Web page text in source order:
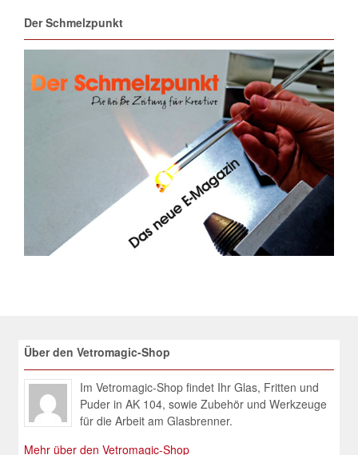
Der Schmelzpunkt
Über den Vetromagic-Shop
Im Vetromagic-Shop findet Ihr Glas, Fritten und
Puder in AK 104, sowie Zubehör und Werkzeuge
für die Arbeit am Glasbrenner.
Mehr über den Vetromagic-Shop